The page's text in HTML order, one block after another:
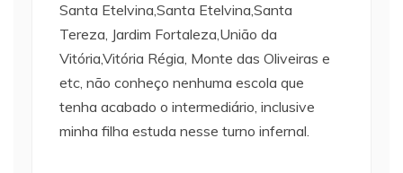
Santa Etelvina,Santa Etelvina,Santa
Tereza, Jardim Fortaleza,União da
Vitória,Vitória Régia, Monte das Oliveiras e
etc, não conheço nenhuma escola que
tenha acabado o intermediário, inclusive
minha filha estuda nesse turno infernal.